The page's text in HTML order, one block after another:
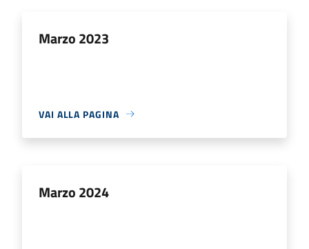
Marzo 2023
VAI ALLA PAGINA
Marzo 2024